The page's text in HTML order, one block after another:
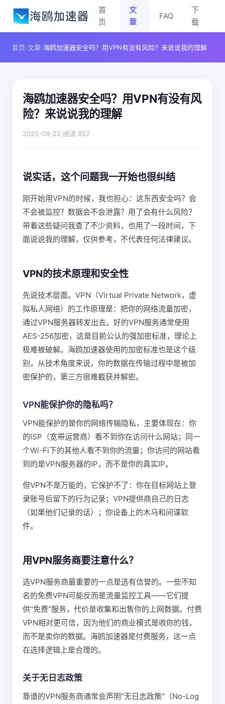
首
页
文
章
FAQ
下
载
首页›文章›海鸥加速器安全吗？用VPN有没有风险？来说说我的理解
海鸥加速器安全吗？用VPN有没有风
险？来说说我的理解
2025-08-22 阅读 852
说实话，这个问题我一开始也很纠结
刚开始用VPN的时候，我也担心：这东西安全吗？会
不会被监控？数据会不会泄露？用了会有什么风险？
带着这些疑问我查了不少资料，也用了一段时间，下
面说说我的理解，仅供参考，不代表任何法律建议。
VPN的技术原理和安全性
先说技术层面。VPN（Virtual Private Network，虚
拟私人网络）的工作原理是：把你的网络流量加密，
通过VPN服务器转发出去。好的VPN服务通常使用
AES-256加密，这是目前公认的强加密标准，理论上
极难被破解。海鸥加速器使用的加密标准也是这个级
别，从技术角度来说，你的数据在传输过程中是被加
密保护的，第三方很难截获并解密。
VPN能保护你的隐私吗？
VPN能保护的是你的网络传输隐私，主要体现在：你
的ISP（宽带运营商）看不到你在访问什么网站；同一
个Wi-Fi下的其他人看不到你的流量；你访问的网站看
到的是VPN服务器的IP，而不是你的真实IP。
但VPN不是万能的，它保护不了：你在目标网站上登
录账号后留下的行为记录；VPN提供商自己的日志
（如果他们记录的话）；你设备上的木马和间谍软
件。
用VPN服务商要注意什么？
选VPN服务商最重要的一点是选有信誉的。一些不知
名的免费VPN可能反而是流量监控工具——它们提
供"免费"服务，代价是收集和出售你的上网数据。付费
VPN相对更可信，因为他们的商业模式是收你的钱，
而不是卖你的数据。海鸥加速器是付费服务，这一点
在选择逻辑上是合理的。
关于无日志政策
靠谱的VPN服务商通常会声明"无日志政策"（No-Log